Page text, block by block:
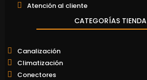
Atención al cliente
CATEGORÍAS TIENDA
Canalización
Climatización
Conectores